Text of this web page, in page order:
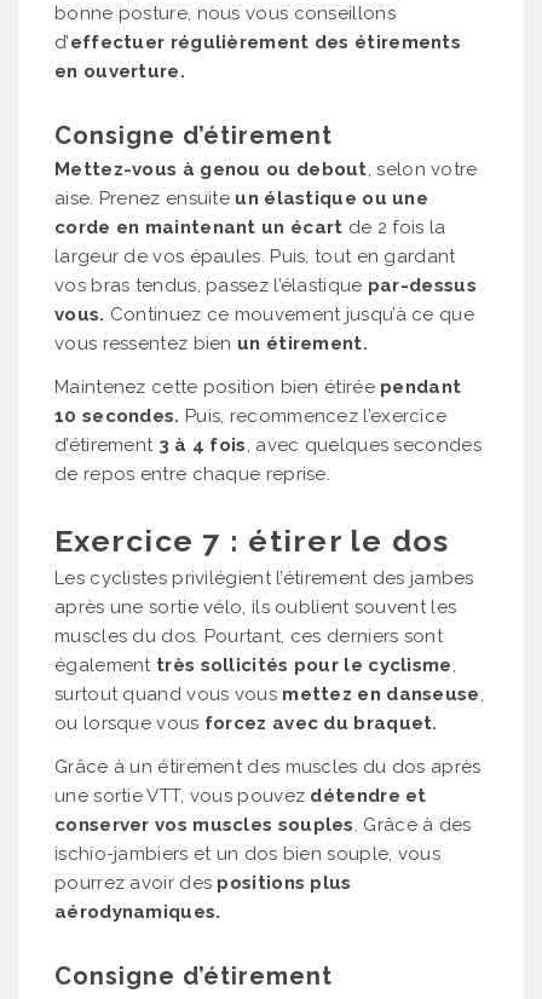
bonne posture, nous vous conseillons
d’effectuer régulièrement des étirements
en ouverture.
Consigne d’étirement
Mettez-vous à genou ou debout, selon votre
aise. Prenez ensuite un élastique ou une
corde en maintenant un écart de 2 fois la
largeur de vos épaules. Puis, tout en gardant
vos bras tendus, passez l’élastique par-dessus
vous. Continuez ce mouvement jusqu’à ce que
vous ressentez bien un étirement.
Maintenez cette position bien étiréependant
10 secondes. Puis, recommencez l’exercice
d’étirement 3 à 4 fois, avec quelques secondes
de repos entre chaque reprise.
Exercice 7 : étirer le dos
Les cyclistes privilégient l’étirement des jambes
après une sortie vélo, ils oublient souvent les
muscles du dos. Pourtant, ces derniers sont
également très sollicités pour le cyclisme,
surtout quand vous vous mettez en danseuse,
ou lorsque vous forcez avec du braquet.
Grâce à un étirement des muscles du dos après
une sortie VTT, vous pouvez détendre et
conserver vos muscles souples. Grâce à des
ischio-jambiers et un dos bien souple, vous
pourrez avoir des positions plus
aérodynamiques.
Consigne d’étirement